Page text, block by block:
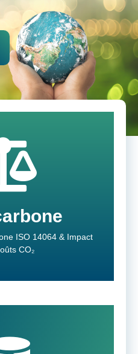
ISO 14064 & Impact
CO₂
de CO2 & taxe
carbone et
rapide.